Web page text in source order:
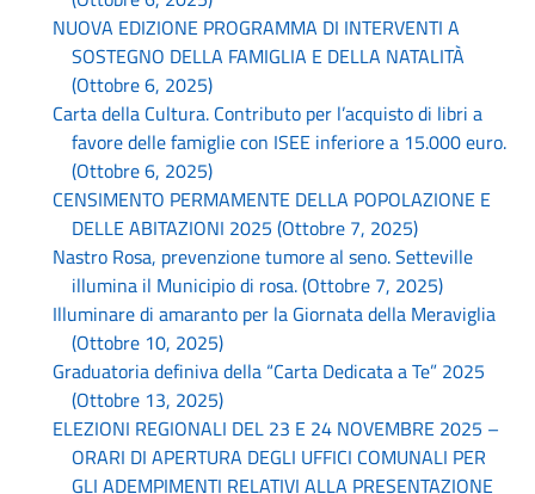
NUOVA EDIZIONE PROGRAMMA DI INTERVENTI A
SOSTEGNO DELLA FAMIGLIA E DELLA NATALITÀ
(Ottobre 6, 2025)
Carta della Cultura. Contributo per l’acquisto di libri a
favore delle famiglie con ISEE inferiore a 15.000 euro.
(Ottobre 6, 2025)
CENSIMENTO PERMAMENTE DELLA POPOLAZIONE E
DELLE ABITAZIONI 2025 (Ottobre 7, 2025)
Nastro Rosa, prevenzione tumore al seno. Setteville
illumina il Municipio di rosa. (Ottobre 7, 2025)
Illuminare di amaranto per la Giornata della Meraviglia
(Ottobre 10, 2025)
Graduatoria definiva della “Carta Dedicata a Te” 2025
(Ottobre 13, 2025)
ELEZIONI REGIONALI DEL 23 E 24 NOVEMBRE 2025 –
ORARI DI APERTURA DEGLI UFFICI COMUNALI PER
GLI ADEMPIMENTI RELATIVI ALLA PRESENTAZIONE